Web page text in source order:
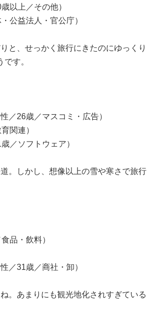
以上／その他）
公益法人・官公庁）
と、せっかく旅行にきたのにゆっくり
す。
／26歳／マスコミ・広告）
関連）
／ソフトウェア）
。しかし、想像以上の雪や寒さで旅行
品・飲料）
／31歳／商社・卸）
。あまりにも観光地化されすぎている